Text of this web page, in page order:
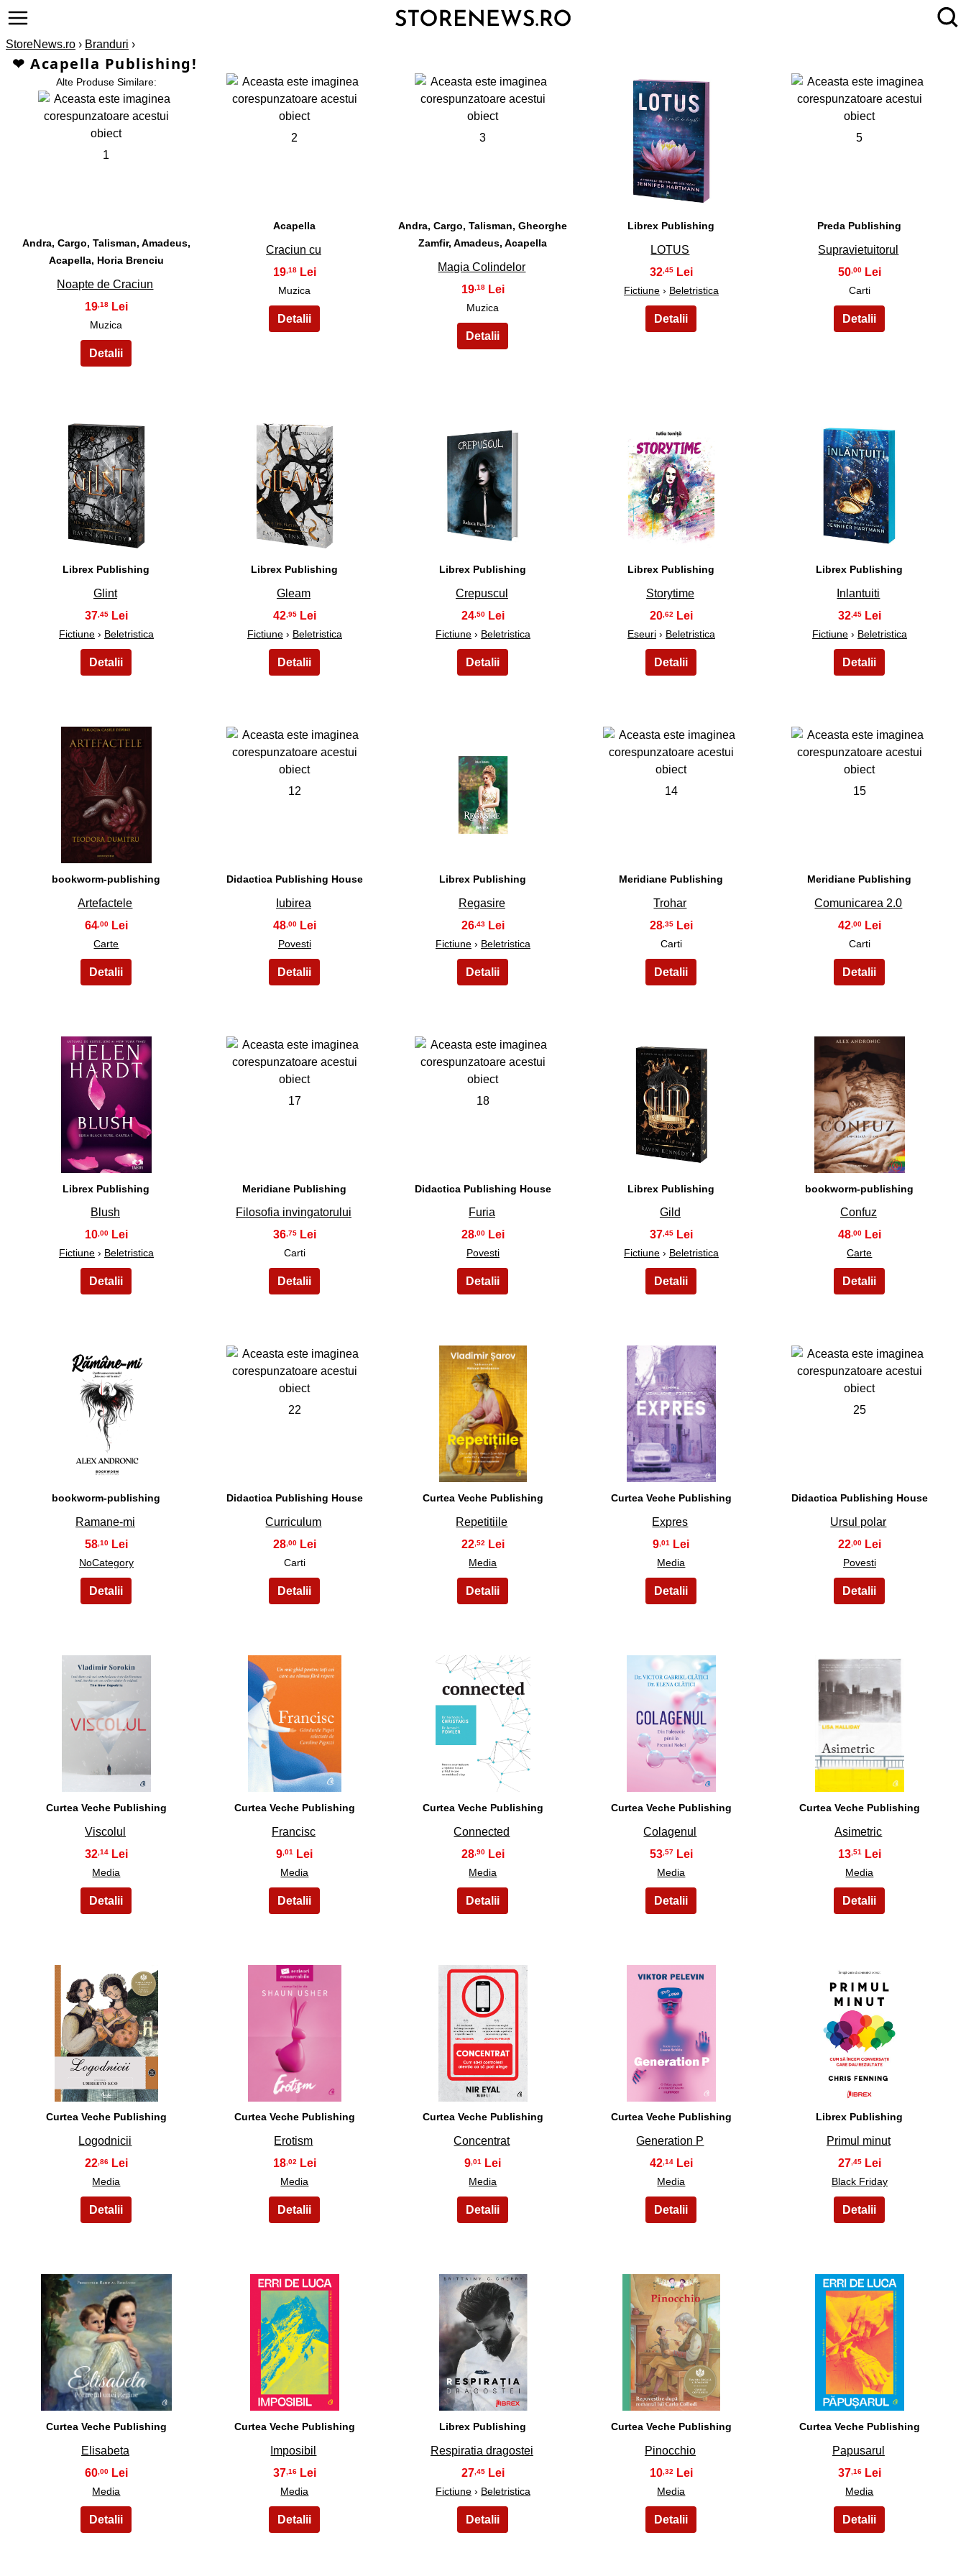
StoreNews.ro › Branduri ›
❤ Acapella Publishing!
Alte Produse Similare:
1
Andra, Cargo, Talisman, Amadeus,
Acapella, Horia Brenciu
Noapte de Craciun
19,18
Muzica
2
Acapella
Craciun cu
19,18
Muzica
3
Andra, Cargo, Talisman, Gheorghe
Zamfir, Amadeus, Acapella
Magia Colindelor
19,18
Muzica
4
Librex Publishing
LOTUS
32,45
Fictiune› Beletristica
5
Preda Publishing
Supravietuitorul
50,00
Carti
6
Librex Publishing
Glint
37,45
Fictiune› Beletristica
7
Librex Publishing
Gleam
42 ,95
Fictiune› Beletristica
8
Librex Publishing
Crepuscul
24 ,50
Fictiune› Beletristica
9
Librex Publishing
Storytime
20,62
Eseuri› Beletristica
10
Librex Publishing
Inlantuiti
32 ,45
Fictiune› Beletristica
11
bookworm-publishing
Artefactele
64 ,00
Carte
12
Didactica Publishing House
Iubirea
48 ,00
Povesti
13
Librex Publishing
Regasire
26,43
Fictiune› Beletristica
14
Meridiane Publishing
Trohar
28 ,35
Carti
15
Meridiane Publishing
Comunicarea 2.0
42 ,00
Carti
16
Librex Publishing
Blush
10,00
Fictiune› Beletristica
17
Meridiane Publishing
Filosofia invingatorului
36,75
Carti
18
Didactica Publishing House
Furia
28,00
Povesti
19
Librex Publishing
Gild
37,45
Fictiune› Beletristica
20
bookworm-publishing
Confuz
48,00
Carte
21
bookworm-publishing
Ramane-mi
58 ,10
NoCategory
22
Didactica Publishing House
Curriculum
28 ,00
Carti
23
Curtea Veche Publishing
Repetitiile
22 ,52
Media
24
Curtea Veche Publishing
Expres
9 ,01
Media
25
Didactica Publishing House
Ursul polar
22 ,00
Povesti
26
Curtea Veche Publishing
Viscolul
32,14
Media
27
Curtea Veche Publishing
Francisc
9,01
Media
Curtea Veche Publishing
Connected
28,90
Media
29
Curtea Veche Publishing
Colagenul
53,57
Media
30
Curtea Veche Publishing
Asimetric
13,51
Media
31
Curtea Veche Publishing
Logodnicii
22 ,86
Media
32
Curtea Veche Publishing
Erotism
18 ,02
Media
33
Curtea Veche Publishing
Concentrat
9 ,01
Media
34
Curtea Veche Publishing
Generation P
42 ,14
Media
35
Librex Publishing
Primul minut
27,45
Black Friday
36
Curtea Veche Publishing
Elisabeta
60,00
Media
37
Curtea Veche Publishing
Imposibil
37,16
Media
38
Librex Publishing
Respiratia dragostei
27,45
Fictiune› Beletristica
39
Curtea Veche Publishing
Pinocchio
10,32
Media
40
Curtea Veche Publishing
Papusarul
37,16
Media